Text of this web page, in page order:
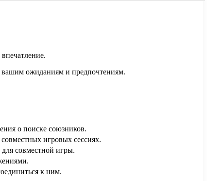
вашим ожиданиям и предпочтениям.
о поиске союзников.
игровых сессиях.
совместной игры.
к ним.